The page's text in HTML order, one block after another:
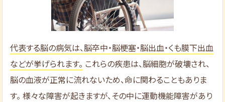
代表する脳の病気は、脳卒中・脳梗塞・脳出血・くも膜下出血
などが挙げられます。 これらの疾患は、脳細胞が破壊され、
脳の血液が正常に流れないため、命に関わることもありま
す。 様々な障害が起きますが、その中に運動機能障害があり